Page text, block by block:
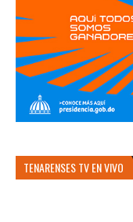
TENARENSES TV EN VIVO